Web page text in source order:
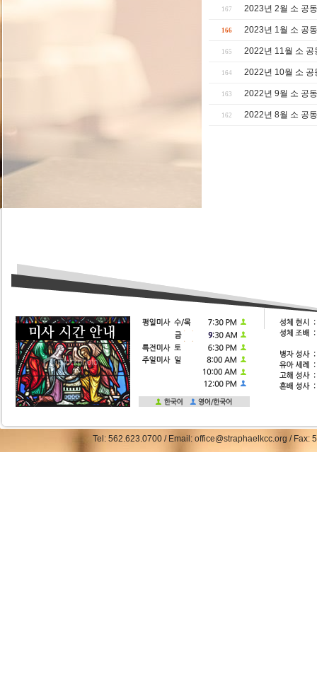
167 2023년 2월 소 공
166 2023년 1월 소 공
165 2022년 11월 소 공
164 2022년 10월 소 공
163 2022년 9월 소 공
162 2022년 8월 소 공
Tel: 562.623.0700 / Email: office@straphaelkcc.org /